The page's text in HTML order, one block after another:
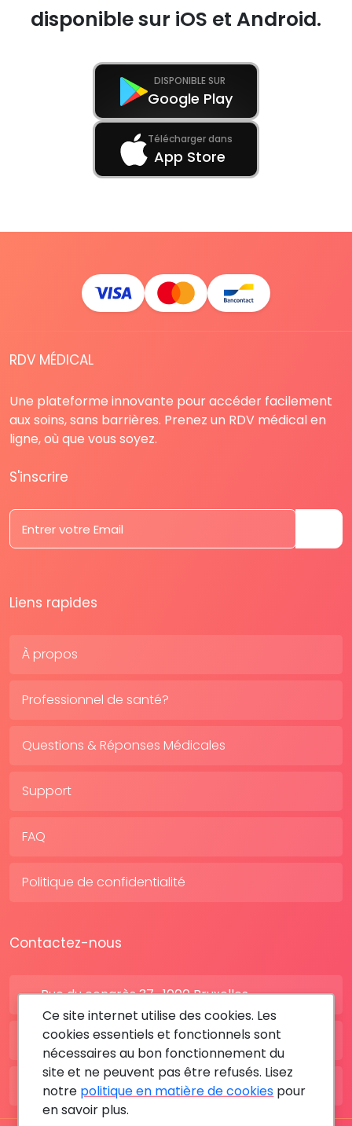
disponible sur iOS et Android.
DISPONIBLE SUR
Google Play
Télécharger dans
App Store
RDV MÉDICAL
Une plateforme innovante pour accéder facilement
aux soins, sans barrières. Prenez un RDV médical en
ligne, où que vous soyez.
S'inscrire
Liens rapides
À propos
Professionnel de santé?
Questions & Réponses Médicales
Support
FAQ
Politique de confidentialité
Contactez-nous
Rue du congrès 37 , 1000 Bruxelles
BE: +32 28080227
FR: +33 183642895
Ce site internet utilise des cookies. Les
cookies essentiels et fonctionnels sont
nécessaires au bon fonctionnement du
site et ne peuvent pas être refusés. Lisez
notre politique en matière de cookies pour
en savoir plus.